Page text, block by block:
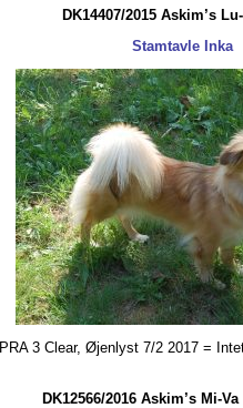
DK14407/2015 Askim’s
Stamtavle Inka
PRA 3 Clear, Øjenlyst 7/2 2017 =
DK12566/2016 Askim’s Mi-